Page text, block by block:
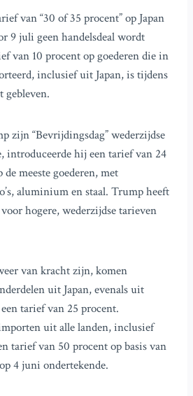
van “30 of 35 procent” op Japan
9 juli geen handelsdeal wordt
van 10 procent op goederen die in
inclusief uit Japan, is tijdens
gebleven.
zijn “Bevrijdingsdag” wederzijdse
introduceerde hij een tarief van 24
meeste goederen, met
aluminium en staal. Trump heeft
hogere, wederzijdse tarieven
van kracht zijn, komen
uit Japan, evenals uit
tarief van 25 procent.
uit alle landen, inclusief
tarief van 50 procent op basis van
4 juni ondertekende.